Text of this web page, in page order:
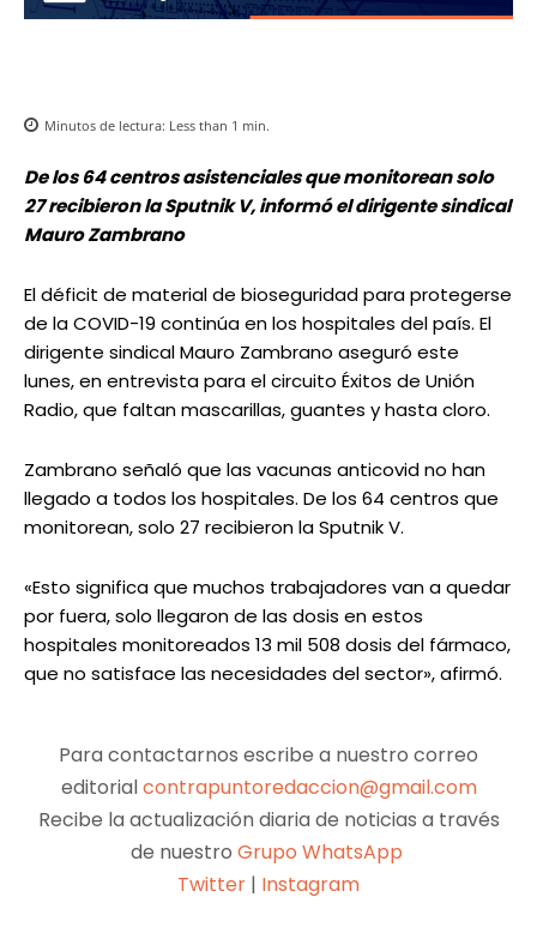
Minutos de lectura: Less than 1 min.
De los 64 centros asistenciales que monitorean solo
27 recibieron la Sputnik V, informó el dirigente sindical
Mauro Zambrano
El déficit de material de bioseguridad para protegerse
de la COVID-19 continúa en los hospitales del país. El
dirigente sindical Mauro Zambrano aseguró este
lunes, en entrevista para el circuito Éxitos de Unión
Radio, que faltan mascarillas, guantes y hasta cloro.
Zambrano señaló que las vacunas anticovid no han
llegado a todos los hospitales. De los 64 centros que
monitorean, solo 27 recibieron la Sputnik V.
«Esto significa que muchos trabajadores van a quedar
por fuera, solo llegaron de las dosis en estos
hospitales monitoreados 13 mil 508 dosis del fármaco,
que no satisface las necesidades del sector», afirmó.
Para contactarnos escribe a nuestro correo
editorialcontrapuntoredaccion@gmail.com
Recibe la actualización diaria de noticias a través
de nuestro Grupo WhatsApp
Twitter | Instagram